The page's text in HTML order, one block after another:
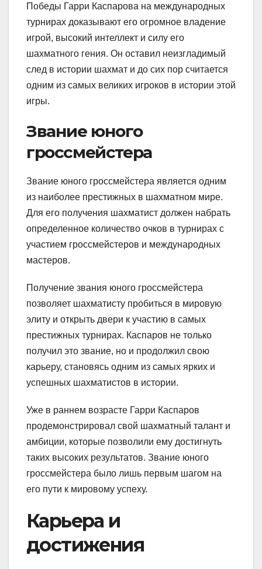
Победы Гарри Каспарова на международных
турнирах доказывают его огромное владение
игрой, высокий интеллект и силу его
шахматного гения. Он оставил неизгладимый
след в истории шахмат и до сих пор считается
одним из самых великих игроков в истории этой
игры.
Звание юного
гроссмейстера
Звание юного гроссмейстера является одним
из наиболее престижных в шахматном мире.
Для его получения шахматист должен набрать
определенное количество очков в турнирах с
участием гроссмейстеров и международных
мастеров.
Получение звания юного гроссмейстера
позволяет шахматисту пробиться в мировую
элиту и открыть двери к участию в самых
престижных турнирах. Каспаров не только
получил это звание, но и продолжил свою
карьеру, становясь одним из самых ярких и
успешных шахматистов в истории.
Уже в раннем возрасте Гарри Каспаров
продемонстрировал свой шахматный талант и
амбиции, которые позволили ему достигнуть
таких высоких результатов. Звание юного
гроссмейстера было лишь первым шагом на
его пути к мировому успеху.
Карьера и
достижения